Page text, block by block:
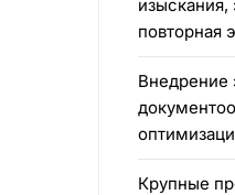
изыскания,
повторная
Внедрение
Крупные